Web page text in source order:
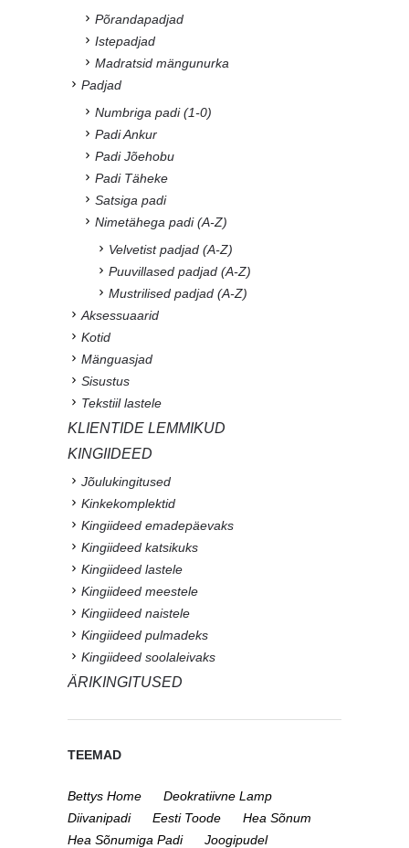
Põrandapadjad
Istepadjad
Madratsid mängunurka
Padjad
Numbriga padi (1-0)
Padi Ankur
Padi Jõehobu
Padi Täheke
Satsiga padi
Nimetähega padi (A-Z)
Velvetist padjad (A-Z)
Puuvillased padjad (A-Z)
Mustrilised padjad (A-Z)
Aksessuaarid
Kotid
Mänguasjad
Sisustus
Tekstiil lastele
KLIENTIDE LEMMIKUD
KINGIIDEED
Jõulukingitused
Kinkekomplektid
Kingiideed emadepäevaks
Kingiideed katsikuks
Kingiideed lastele
Kingiideed meestele
Kingiideed naistele
Kingiideed pulmadeks
Kingiideed soolaleivaks
ÄRIKINGITUSED
TEEMAD
Bettys Home
Deokratiivne Lamp
Diivanipadi
Eesti Toode
Hea Sõnum
Hea Sõnumiga Padi
Joogipudel